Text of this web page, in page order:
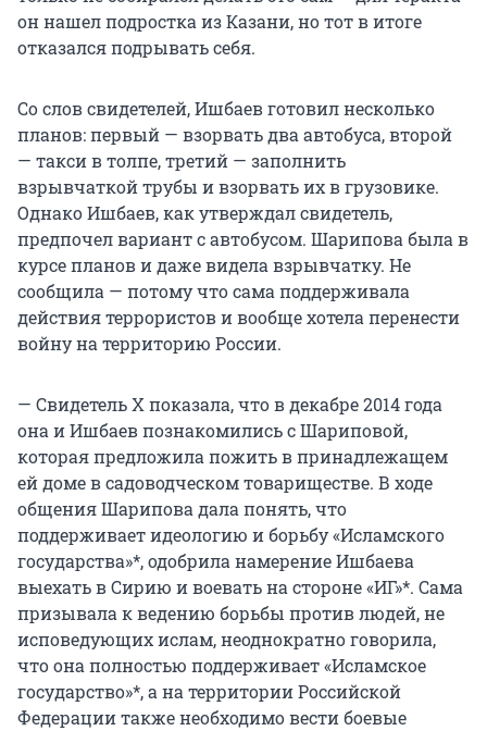
он нашел подростка из Казани, но тот в итоге
отказался подрывать себя.
Со слов свидетелей, Ишбаев готовил несколько
планов: первый — взорвать два автобуса, второй
— такси в толпе, третий — заполнить
взрывчаткой трубы и взорвать их в грузовике.
Однако Ишбаев, как утверждал свидетель,
предпочел вариант с автобусом. Шарипова была в
курсе планов и даже видела взрывчатку. Не
сообщила — потому что сама поддерживала
действия террористов и вообще хотела перенести
войну на территорию России.
— Свидетель Х показала, что в декабре 2014 года
она и Ишбаев познакомились с Шариповой,
которая предложила пожить в принадлежащем
ей доме в садоводческом товариществе. В ходе
общения Шарипова дала понять, что
поддерживает идеологию и борьбу «Исламского
государства»*, одобрила намерение Ишбаева
выехать в Сирию и воевать на стороне «ИГ»*. Сама
призывала к ведению борьбы против людей, не
исповедующих ислам, неоднократно говорила,
что она полностью поддерживает «Исламское
государство»*, а на территории Российской
Федерации также необходимо вести боевые